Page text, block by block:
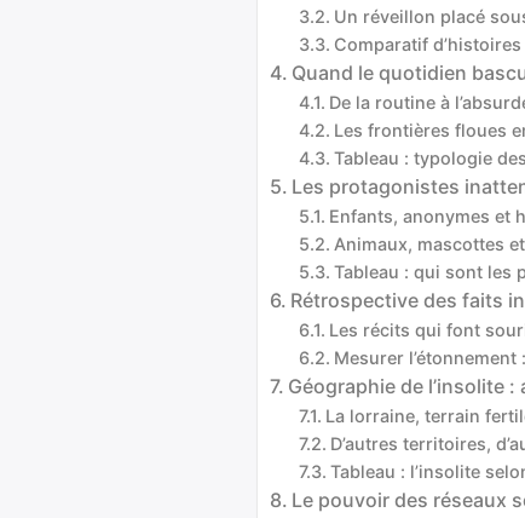
Un réveillon placé
Comparatif
Quand le quotidien
De la routine à
Les frontières floues
Tableau : typologie
Les protagonistes
Enfants, anonymes et
Animaux, mascottes
Tableau : qui sont les
Rétrospective des faits
Les récits qui font
Mesurer
Géographie de l’insolite
La lorraine, terrain
D’autres territoires,
Tableau : l’insolite
Le pouvoir des réseaux